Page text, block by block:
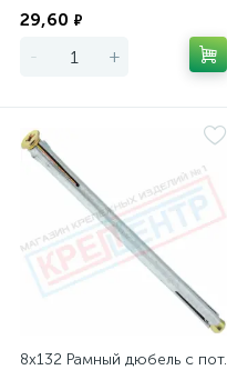
29,60 ₽
- +
8х132 Рамный дюбель с пот.